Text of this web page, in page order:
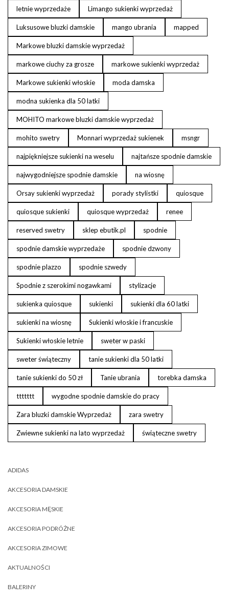
letnie wyprzedaże Limango sukienki wyprzedaż
Luksusowe bluzki damskie mango ubrania mapped
Markowe bluzki damskie wyprzedaż
markowe ciuchy za grosze markowe sukienki wyprzedaż
Markowe sukienki włoskie moda damska
modna sukienka dla 50 latki
MOHITO markowe bluzki damskie wyprzedaż
mohito swetry Monnari wyprzedaż sukienek msngr
najpiękniejsze sukienki na weselu najtańsze spodnie damskie
najwygodniejsze spodnie damskie na wiosnę
Orsay sukienki wyprzedaż porady stylistki quiosque
quiosque sukienki quiosque wyprzedaż renee
reserved swetry sklep ebutik.pl spodnie
spodnie damskie wyprzedaże spodnie dzwony
spodnie plazzo spodnie szwedy
Spodnie z szerokimi nogawkami stylizacje
sukienka quiosque sukienki sukienki dla 60 latki
sukienki na wiosnę Sukienki włoskie i francuskie
Sukienki włoskie letnie sweter w paski
sweter świąteczny tanie sukienki dla 50 latki
tanie sukienki do 50 zł Tanie ubrania torebka damska
ttttttt wygodne spodnie damskie do pracy
Zara bluzki damskie Wyprzedaż zara swetry
Zwiewne sukienki na lato wyprzedaż świąteczne swetry
ADIDAS
AKCESORIA DAMSKIE
AKCESORIA MĘSKIE
AKCESORIA PODRÓŻNE
AKCESORIA ZIMOWE
AKTUALNOŚCI
BALERINY